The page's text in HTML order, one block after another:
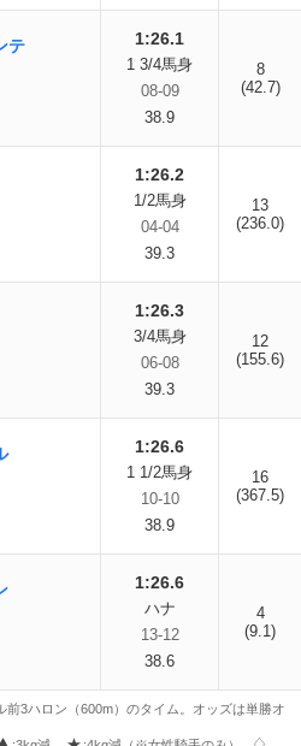
テ 1:26.1
1 3/4馬身
08-09
38.9
8
(42.7)
1:26.2
1/2馬身
04-04
39.3
13
(236.0)
1:26.3
3/4馬身
06-08
39.3
12
(155.6)
1:26.6
1 1/2馬身
10-10
38.9
16
(367.5)
1:26.6
ハナ
13-12
38.6
4
(9.1)
3ハロン（600m）のタイム。オッズは単勝オ